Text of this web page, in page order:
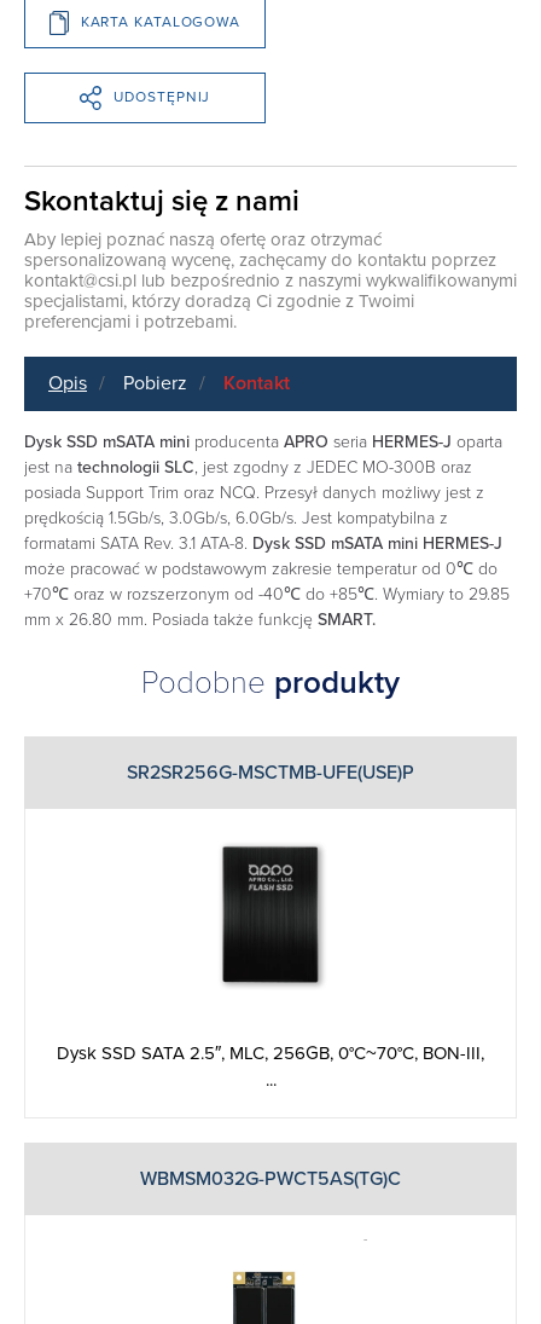
KARTA KATALOGOWA
UDOSTĘPNIJ
Skontaktuj się z nami
Aby lepiej poznać naszą ofertę oraz otrzymać
spersonalizowaną wycenę, zachęcamy do kontaktu poprzez
kontakt@csi.pl lub bezpośrednio z naszymi wykwalifikowanymi
specjalistami, którzy doradzą Ci zgodnie z Twoimi
preferencjami i potrzebami.
Opis Pobierz Kontakt
Dysk SSD mSATA mini producenta APRO seria HERMES-J oparta
jest na technologii SLC, jest zgodny z JEDEC MO-300B oraz
posiada Support Trim oraz NCQ. Przesył danych możliwy jest z
prędkością 1.5Gb/s, 3.0Gb/s, 6.0Gb/s. Jest kompatybilna z
formatami SATA Rev. 3.1 ATA-8. Dysk SSD mSATA mini HERMES-J
może pracować w podstawowym zakresie temperatur od 0℃ do
+70℃ oraz w rozszerzonym od -40℃ do +85℃. Wymiary to 29.85
mm x 26.80 mm. Posiada także funkcję SMART.
Podobne produkty
SR2SR256G-MSCTMB-UFE(USE)P
Dysk SSD SATA 2.5″, MLC, 256GB, 0°C~70°C, BON-III,
...
WBMSM032G-PWCT5AS(TG)C